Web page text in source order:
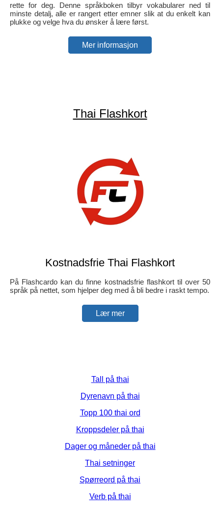
rette for deg. Denne språkboken tilbyr vokabularer ned til
minste detalj, alle er rangert etter emner slik at du enkelt kan
plukke og velge hva du ønsker å lære først.
Mer informasjon
Thai Flashkort
Kostnadsfrie Thai Flashkort
På Flashcardo kan du finne kostnadsfrie flashkort til over 50
språk på nettet, som hjelper deg med å bli bedre i raskt tempo.
Lær mer
Tall på thai
Dyrenavn på thai
Topp 100 thai ord
Kroppsdeler på thai
Dager og måneder på thai
Thai setninger
Spørreord på thai
Verb på thai